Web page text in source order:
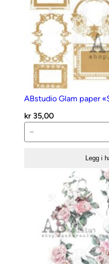
ABstudio Glam paper
kr 35,00
Glam
−
Legg i